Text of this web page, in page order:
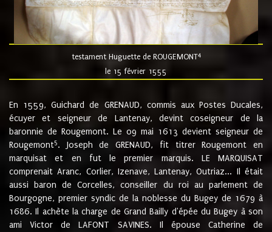
testament Huguette de ROUGEMONT4
le 15 février 1555
En 1559, Guichard de GRENAUD, commis aux Postes Ducales,
écuyer et seigneur de Lantenay, devint coseigneur de la
baronnie de Rougemont. Le 09 mai 1613 devient seigneur de
Rougemont5. Joseph de GRENAUD, fit titrer Rougemont en
marquisat et en fut le premier marquis. LE MARQUISAT
comprenait Aranc, Corlier, Izenave, Lantenay, Outriaz... Il était
aussi baron de Corcelles, conseiller du roi au parlement de
Bourgogne, premier syndic de la noblesse du Bugey de 1679 à
1686. Il achète la charge de Grand Bailly d'épée du Bugey à son
ami Victor de LAFONT SAVINES. Il épouse Catherine de